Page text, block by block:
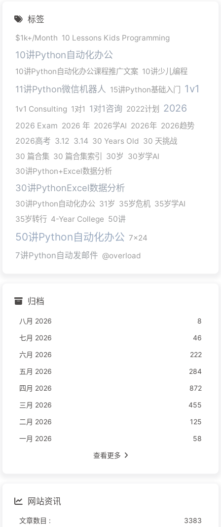
标签
$1k+/Month 10 Lessons Kids Programming
10讲Python自动化办公
10讲Python自动化办公课程推广文案 10讲少儿编程
11讲Python微信机器人 15讲Python基础入门 1v1
1v1 Consulting 1对1 1对1咨询 2022计划 2026
2026 Exam 2026 年 2026学AI 2026年 2026趋势
2026高考 3.12 3.14 30 Years Old 30 天挑战
30 篇合集 30 篇合集索引 30岁 30岁学AI
30讲Python+Excel数据分析
30讲PythonExcel数据分析
30讲Python自动化办公 31岁 35岁危机 35岁学AI
35岁转行 4-Year College 50讲
50讲Python自动化办公 7x24
7讲Python自动发邮件 @overload
归档
八月 2026
8
七月 2026
46
六月 2026
222
五月 2026
284
四月 2026
872
三月 2026
455
二月 2026
125
一月 2026
58
查看更多
网站资讯
文章数目 : 3383